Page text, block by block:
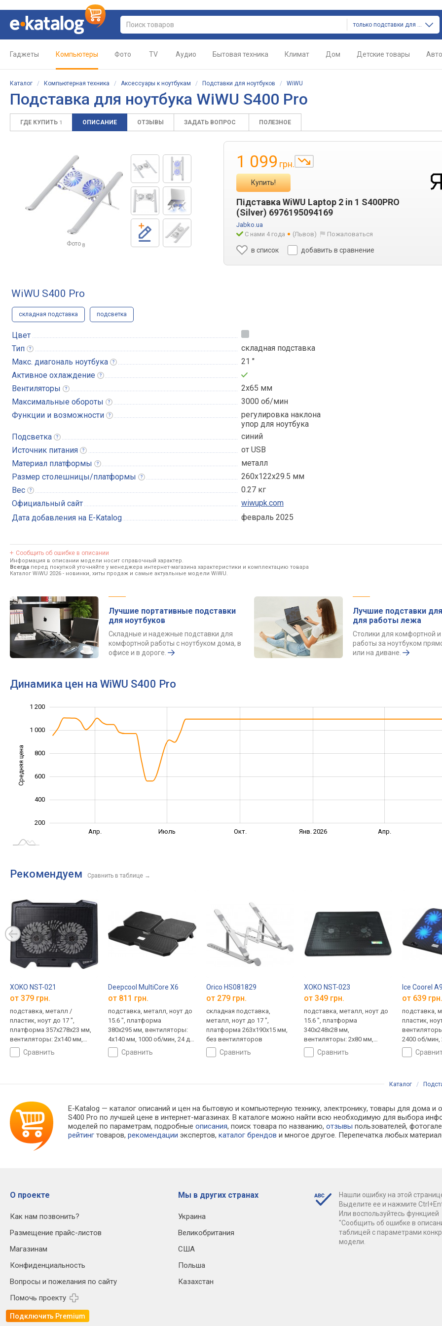
только подставки для ноутбуков
Гаджеты Компьютеры Фото TV Аудио Бытовая техника Климат Дом Детские товары Авто
Каталог / Компьютерная техника / Аксессуары к ноутбукам / Подставки для ноутбуков / WiWU
Подставка для ноутбука WiWU S400 Pro
ГДЕ КУПИТЬ 1 ОПИСАНИЕ ОТЗЫВЫ ЗАДАТЬ ВОПРОС ПОЛЕЗНОЕ
Фото 8
1 099 грн.
Купить!
Підставка WiWU Laptop 2 in 1 S400PRO
(Silver) 6976195094169
Jabko.ua
С нами 4 года
(Львов) Пожаловаться
в список добавить в сравнение
WiWU S400 Pro
складная подставка подсветка
Цвет
Тип
складная подставка
Макс. диагональ ноутбука
21 "
Активное охлаждение
Вентиляторы
2х65 мм
Максимальные обороты
3000 об/мин
Функции и возможности
регулировка наклона
упор для ноутбука
Подсветка
синий
Источник питания
от USB
Материал платформы
металл
Размер столешницы/платформы
260х122х29.5 мм
Вес
0.27 кг
Официальный сайт
wiwupk.com
Дата добавления на E-Katalog
февраль 2025
Сообщить об ошибке в описании
Информация в описании модели носит справочный характер.
Всегда перед покупкой уточняйте у менеджера интернет-магазина характеристики и комплектацию товара
Каталог WiWU 2026 - новинки, хиты продаж и самые актуальные модели WiWU.
Лучшие портативные подставки
для ноутбуков
Складные и надежные подставки для
комфортной работы с ноутбуком дома, в
офисе и в дороге.
Лучшие подставки
для работы лежа
Столики для комфортной
работы за ноутбуком
или на диване.
Динамика цен на WiWU S400 Pro
Средняя цена
200
400
600
800
1 000
1 200
Апр. Июль Окт. Янв. 2026 Апр.
Рекомендуем Сравнить в таблице →
XOKO NST-021
от 379 грн.
подставка, металл /
пластик, ноут до 17 ",
платформа 357x278x23 мм,
вентиляторы: 2x140 мм,
1100 об/мин, 11 дБ
сравнить
Deepcool MultiCore X6
от 811 грн.
подставка, металл, ноут до
15.6 ", платформа
380x295 мм, вентиляторы:
4х140 мм, 1000 об/мин, 24 дБ,
380x295x24 мм
сравнить
Orico HS081829
от 279 грн.
складная подставка,
металл, ноут до 17 ",
платформа 263х190х15 мм,
без вентиляторов
сравнить
XOKO NST-023
от 349 грн.
подставка, металл, ноут до
15.6 ", платформа
340x248x28 мм,
вентиляторы: 2x80 мм,
1500 об/мин, 11 дБ,
подсветка
сравнить
Ice Coorel
от 639
подставка,
пластик,
2400 об/мин,
подсветка
Каталог /
E-Katalog — каталог описаний и цен на бытовую и компьютерную технику, электронику, товары для дома и
S400 Pro по лучшей цене в интернет-магазинах. В каталоге можно найти всю необходимую для выбора
моделей по параметрам, подробныеописания, поиск товара по названию,отзывы пользователей,
рейтинг товаров,рекомендации экспертов,каталог брендов и многое другое. Перепечатка любых
О проекте
Как нам позвонить?
Размещение прайс-листов
Магазинам
Конфиденциальность
Вопросы и пожелания по сайту
Помочь проекту
Подключить Premium
Мы в других странах
Украина
Великобритания
США
Польша
Казахстан
Нашли ошибку на этой
Выделите ее и нажмите
Или воспользуйтесь функцией
"Сообщить об ошибке в
таблицей с параметрами
модели.